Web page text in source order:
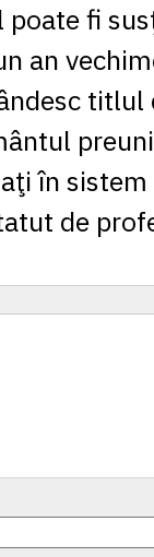
poate fi
an
în
de